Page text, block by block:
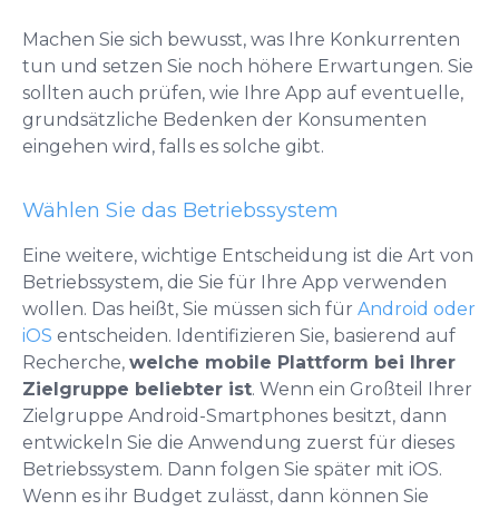
Machen Sie sich bewusst, was Ihre Konkurrenten
tun und setzen Sie noch höhere Erwartungen. Sie
sollten auch prüfen, wie Ihre App auf eventuelle,
grundsätzliche Bedenken der Konsumenten
eingehen wird, falls es solche gibt.
Wählen Sie das Betriebssystem
Eine weitere, wichtige Entscheidung ist die Art von
Betriebssystem, die Sie für Ihre App verwenden
wollen. Das heißt, Sie müssen sich für Android oder
iOS entscheiden. Identifizieren Sie, basierend auf
Recherche, welche mobile Plattform bei Ihrer
Zielgruppe beliebter ist. Wenn ein Großteil Ihrer
Zielgruppe Android-Smartphones besitzt, dann
entwickeln Sie die Anwendung zuerst für dieses
Betriebssystem. Dann folgen Sie später mit iOS.
Wenn es ihr Budget zulässt, dann können Sie